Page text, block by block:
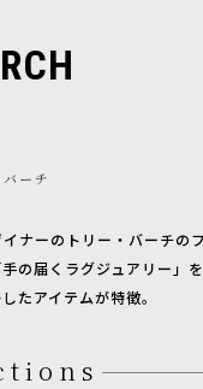
ーチ
ナーのトリー・バーチの
の届くラグジュアリー」
たアイテムが特徴。